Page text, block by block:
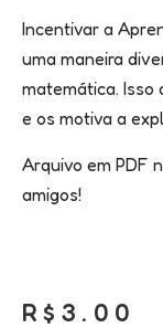
Incentivar a
uma maneira
matemática. Isso
e os motiva a
Arquivo em PDF
amigos!
R$ 3.00